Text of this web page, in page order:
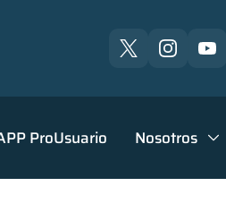
ProUsuario Nosotros